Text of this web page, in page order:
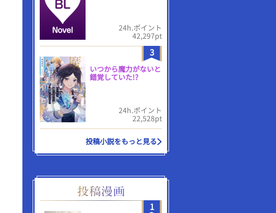
24h.ポイント
42,297pt
3
いつから魔力がないと
錯覚していた!?
24h.ポイント
22,528pt
投稿小説をもっと見る
1